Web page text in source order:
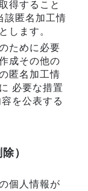
得すること
該匿名加工情
します。
ために必要
成その他の
匿名加工情
必要な措置
を公表する
）
個人情報が